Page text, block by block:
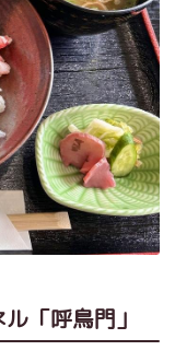
「呼鳥門」